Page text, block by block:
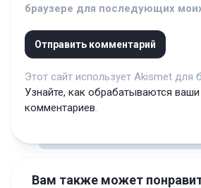
браузере для последующих
Этот сайт использует Akismet
Узнайте, как обрабатываются
комментариев.
Вам также может